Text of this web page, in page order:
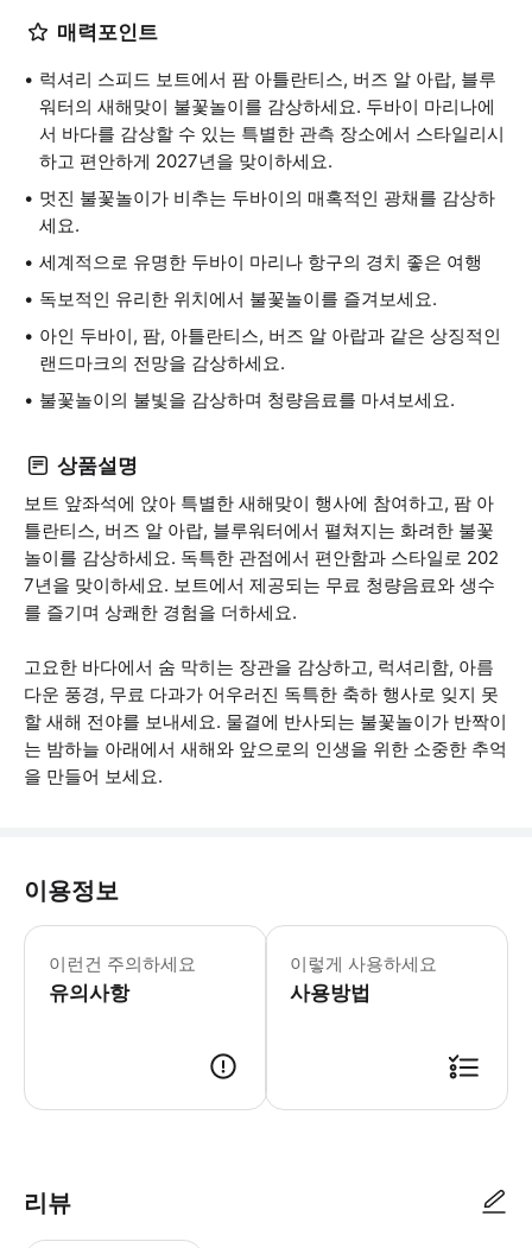
매력포인트
럭셔리 스피드 보트에서 팜 아틀란티스, 버즈 알 아랍, 블루
워터의 새해맞이 불꽃놀이를 감상하세요. 두바이 마리나에
서 바다를 감상할 수 있는 특별한 관측 장소에서 스타일리시
하고 편안하게 2027년을 맞이하세요.
멋진 불꽃놀이가 비추는 두바이의 매혹적인 광채를 감상하
세요.
세계적으로 유명한 두바이 마리나 항구의 경치 좋은 여행
독보적인 유리한 위치에서 불꽃놀이를 즐겨보세요.
아인 두바이, 팜, 아틀란티스, 버즈 알 아랍과 같은 상징적인
랜드마크의 전망을 감상하세요.
불꽃놀이의 불빛을 감상하며 청량음료를 마셔보세요.
상품설명
보트 앞좌석에 앉아 특별한 새해맞이 행사에 참여하고, 팜 아
틀란티스, 버즈 알 아랍, 블루워터에서 펼쳐지는 화려한 불꽃
놀이를 감상하세요. 독특한 관점에서 편안함과 스타일로 202
7년을 맞이하세요. 보트에서 제공되는 무료 청량음료와 생수
를 즐기며 상쾌한 경험을 더하세요.
고요한 바다에서 숨 막히는 장관을 감상하고, 럭셔리함, 아름
다운 풍경, 무료 다과가 어우러진 독특한 축하 행사로 잊지 못
할 새해 전야를 보내세요. 물결에 반사되는 불꽃놀이가 반짝이
는 밤하늘 아래에서 새해와 앞으로의 인생을 위한 소중한 추억
을 만들어 보세요.
이용정보
이런건 주의하세요
유의사항
이 투어는 프라이빗 투어가 아니며 다
이렇게 사용하세요
사용방법
리뷰